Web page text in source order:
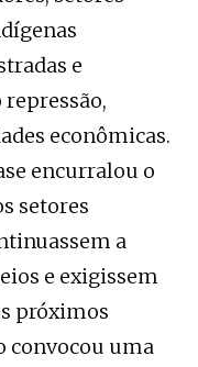
e
econômicas.
encurralou o
setores
a
e exigissem
próximos
convocou uma